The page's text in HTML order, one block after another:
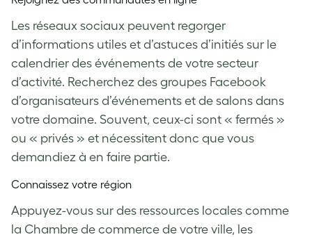
Les réseaux sociaux peuvent regorger
d’informations utiles et d’astuces d’initiés sur le
calendrier des événements de votre secteur
d’activité. Recherchez des groupes Facebook
d’organisateurs d’événements et de salons dans
votre domaine. Souvent, ceux-ci sont « fermés »
ou « privés » et nécessitent donc que vous
demandiez à en faire partie.
Connaissez votre région
Appuyez-vous sur des ressources locales comme
la Chambre de commerce de votre ville, les